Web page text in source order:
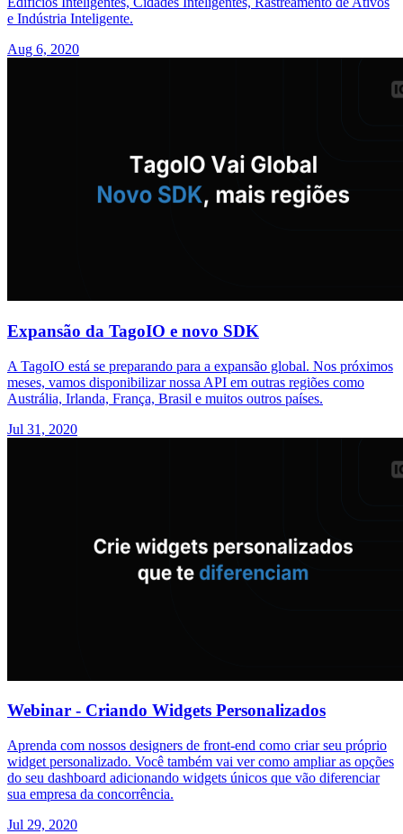
e Indústria Inteligente.
Aug 6, 2020
Expansão da TagoIO e novo SDK
A TagoIO está se preparando para a expansão global. Nos próximos
meses, vamos disponibilizar nossa API em outras regiões como
Austrália, Irlanda, França, Brasil e muitos outros países.
Jul 31, 2020
Webinar - Criando Widgets Personalizados
Aprenda com nossos designers de front-end como criar seu próprio
widget personalizado. Você também vai ver como ampliar as opções
do seu dashboard adicionando widgets únicos que vão diferenciar
sua empresa da concorrência.
Jul 29, 2020